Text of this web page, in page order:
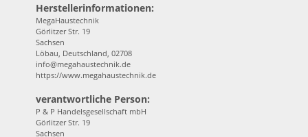
Herstellerinformationen:
MegaHaustechnik
Görlitzer Str. 19
Sachsen
Löbau, Deutschland, 02708
info@megahaustechnik.de
https://www.megahaustechnik.de
verantwortliche Person:
P & P Handelsgesellschaft mbH
Görlitzer Str. 19
Sachsen